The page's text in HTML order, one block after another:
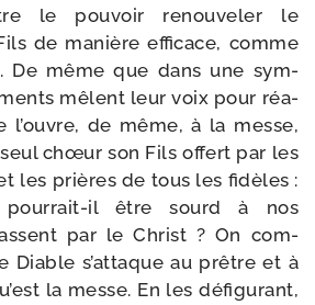
le pou­voir renou­ve­ler le
de manière effi­cace, comme
De même que dans une sym­
mêlent leur voix pour réa­
l’ouvre, de même, à la messe,
seul chœur son Fils offert par les
les prières de tous les fidèles :
pourrait-​il être sourd à nos
par le Christ ? On com­
Diable s’at­taque au prêtre et à
la messe. En les défi­gu­rant,